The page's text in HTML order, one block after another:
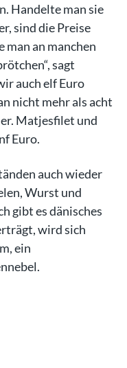
Handelte man sie
sind die Preise
an manchen
sagt
auch elf Euro
nicht mehr als acht
Matjesfilet und
Euro.
auch wieder
Wurst und
gibt es dänisches
wird sich
ein